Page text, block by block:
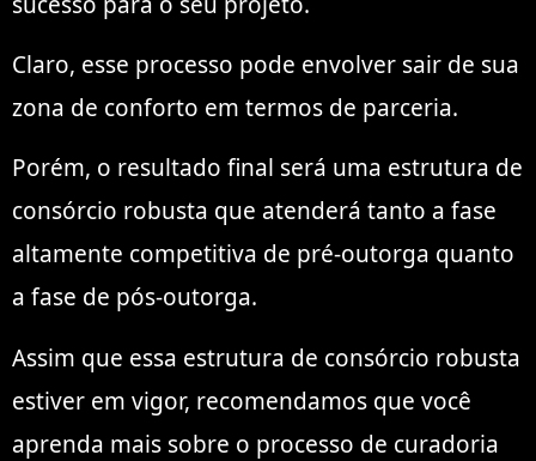
Claro, esse processo pode envolver sair de sua
zona de conforto em termos de parceria.
Porém, o resultado final será uma estrutura de
consórcio robusta que atenderá tanto a fase
altamente competitiva de pré-outorga quanto
a fase de pós-outorga.
Assim que essa estrutura de consórcio robusta
estiver em vigor, recomendamos que você
aprenda mais sobre o processo de curadoria